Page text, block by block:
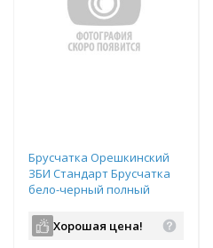
Брусчатка Орешкинский
ЗБИ Стандарт Брусчатка
бело-черный полный
Хорошая цена!